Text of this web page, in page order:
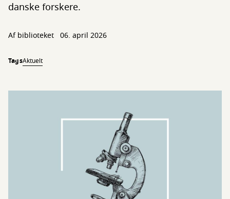
danske forskere.
Af biblioteket 06. april 2026
TagsAktuelt